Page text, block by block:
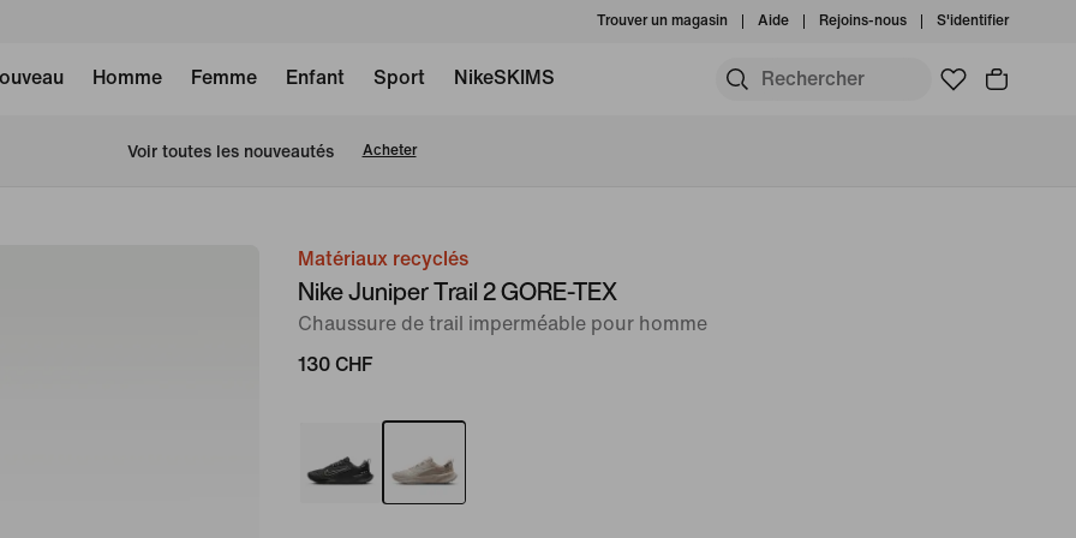
Trouver un magasin Aide Rejoins-nous S'identifier
Homme Femme Enfant Sport NikeSKIMS
Voir toutes les nouveautés Acheter
image 1Matériaux recyclés
Nike Juniper Trail 2 GORE-TEX
Chaussure de trail imperméable pour homme
130 CHF